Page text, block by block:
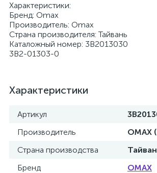
Характеристики:
Бренд: Omax
Производитель: Omax
Страна производителя: Тайвань
Каталожный номер: 3B2013030
3B2-01303-0
Характеристики
Артикул
Производитель
OMAX
Страна производства
Бренд
OMAX